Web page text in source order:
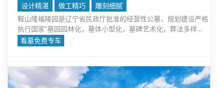
设计精湛 做工精巧
雕刻细腻
鞍山隆福陵园是辽宁省民政厅批准的经营性公墓，规划建设严格
执行国家“墓园园林化，墓体小型化，墓碑艺术化，葬法多样
化，祭祀环保化，服务人性化的标准”。
看墓免费专车